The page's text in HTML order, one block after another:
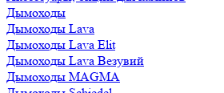
Дымоходы
Дымоходы Lava
Дымоходы Lava Elit
Дымоходы Lava Везувий
Дымоходы MAGMA